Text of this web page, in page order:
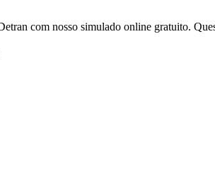
com nosso simulado online gratuito.